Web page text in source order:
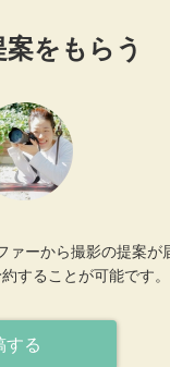
をもらう
ーから撮影の提案が
することが可能です。
する